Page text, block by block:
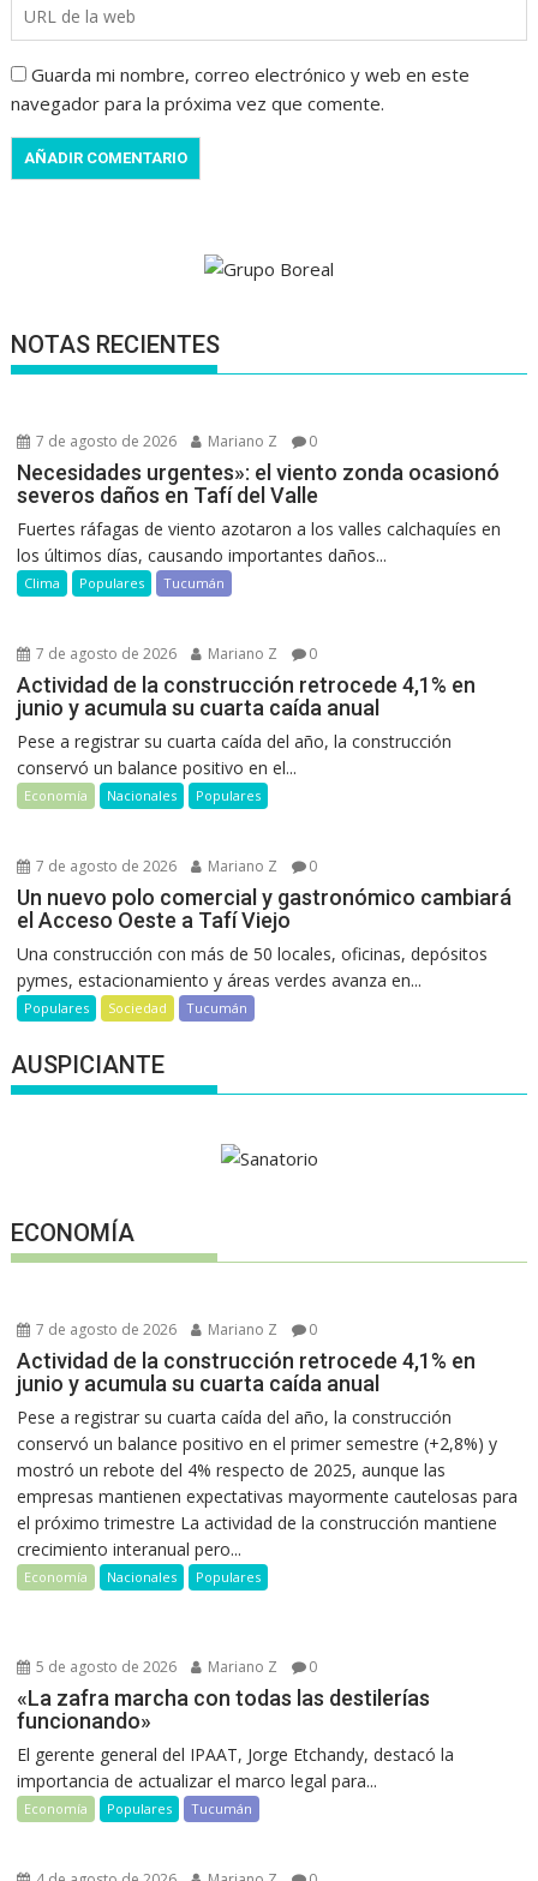
Guarda mi nombre, correo electrónico y web en este
navegador para la próxima vez que comente.
NOTAS RECIENTES
7 de agosto de 2026 Mariano Z 0
Necesidades urgentes»: el viento zonda ocasionó
severos daños en Tafí del Valle
Fuertes ráfagas de viento azotaron a los valles calchaquíes en
los últimos días, causando importantes daños...
Clima Populares Tucumán
7 de agosto de 2026 Mariano Z 0
Actividad de la construcción retrocede 4,1% en
junio y acumula su cuarta caída anual
Pese a registrar su cuarta caída del año, la construcción
conservó un balance positivo en el...
Economía Nacionales Populares
7 de agosto de 2026 Mariano Z 0
Un nuevo polo comercial y gastronómico cambiará
el Acceso Oeste a Tafí Viejo
Una construcción con más de 50 locales, oficinas, depósitos
pymes, estacionamiento y áreas verdes avanza en...
Populares Sociedad Tucumán
AUSPICIANTE
ECONOMÍA
7 de agosto de 2026 Mariano Z 0
Actividad de la construcción retrocede 4,1% en
junio y acumula su cuarta caída anual
Pese a registrar su cuarta caída del año, la construcción
conservó un balance positivo en el primer semestre (+2,8%) y
mostró un rebote del 4% respecto de 2025, aunque las
empresas mantienen expectativas mayormente cautelosas para
el próximo trimestre La actividad de la construcción mantiene
crecimiento interanual pero...
Economía Nacionales Populares
5 de agosto de 2026 Mariano Z 0
«La zafra marcha con todas las destilerías
funcionando»
El gerente general del IPAAT, Jorge Etchandy, destacó la
importancia de actualizar el marco legal para...
Economía Populares Tucumán